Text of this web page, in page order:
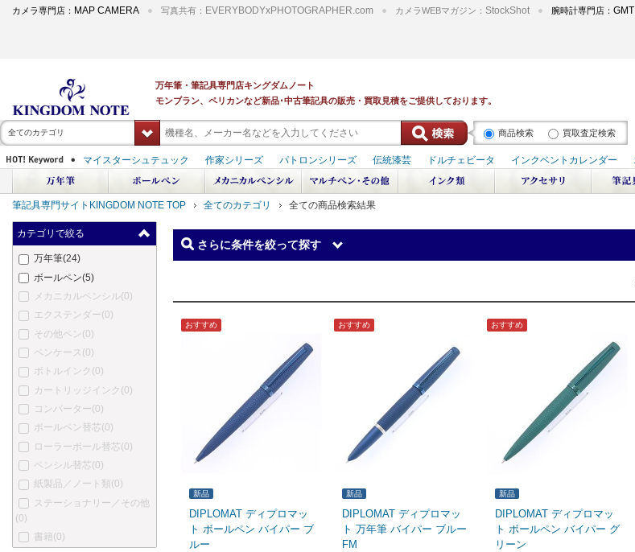
カメラ専門店： MAP CAMERA 写真共有： EVERYBODYxPHOTOGRAPHER.com カメラWEBマガジン： StockShot 腕時計専門店： GMT
全てのカテゴリ 商品検索 買取査定検索
筆記具専門サイトKINGDOM NOTE TOP 全てのカテゴリ 全ての商品検索結果
さらに条件を絞って探す
新品
おすすめ
DIPLOMAT ディプロマッ
ト ボールペン バイパー ブ
ルー
新品
おすすめ
DIPLOMAT ディプロマッ
ト 万年筆 バイパー ブルー
FM
新品
おすすめ
DIPLOMAT ディプロマッ
ト ボールペン バイパー グ
リーン
カテゴリで絞る
万年筆(24)
ボールペン(5)
メカニカルペンシル(0)
エクステンダー(0)
その他ペン (0)
ペンケース (0)
ボトルインク (0)
カートリッジインク (0)
コンバーター(0)
ボールペン替芯(0)
ローラーボール替芯(0)
ペンシル替芯(0)
紙製品／ノート類(0)
ステーショナリー／その他
(0)
書籍(0)